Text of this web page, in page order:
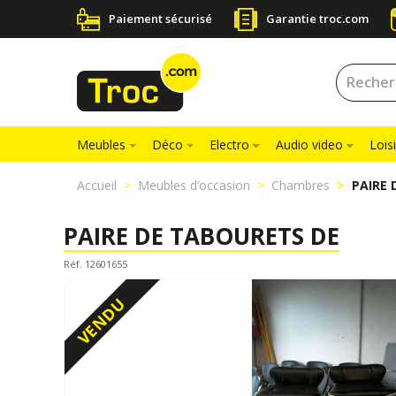
Paiement sécurisé Garantie troc.com
Meubles Déco Electro Audio video
Accueil Meubles d’occasion Chambres PAIRE
PAIRE DE TABOURETS DE
Réf. 12601655
VENDU